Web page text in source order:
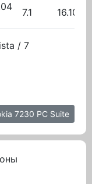
7.1
/ 7
7230 PC Suite